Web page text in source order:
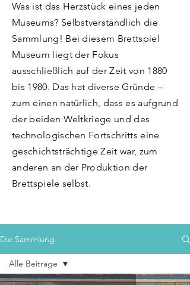
Was ist das Herzstück eines jeden
Museums? Selbstverständlich die
Sammlung! Bei diesem Brettspiel
Museum liegt der Fokus
ausschließlich auf der Zeit von 1880
bis 1980. Das hat diverse Gründe –
zum einen natürlich, dass es aufgrund
der beiden Weltkriege und des
technologischen Fortschritts eine
geschichtsträchtige Zeit war, zum
anderen an der Produktion der
Brettspiele selbst.
Die Sammlung
Alle Beiträge